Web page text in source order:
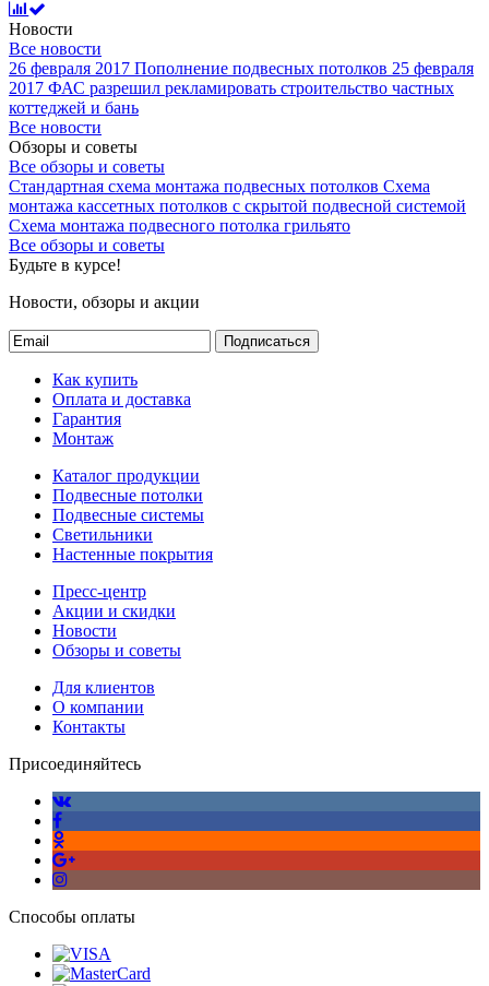
Новости
Все новости
26 февраля 2017 Пополнение подвесных потолков 25 февраля
2017 ФАС разрешил рекламировать строительство частных
коттеджей и бань
Все новости
Обзоры и советы
Все обзоры и советы
Стандартная схема монтажа подвесных потолков Схема
монтажа кассетных потолков с скрытой подвесной системой
Схема монтажа подвесного потолка грильято
Все обзоры и советы
Будьте в курсе!
Новости, обзоры и акции
Подписаться
Как купить
Оплата и доставка
Гарантия
Монтаж
Каталог продукции
Подвесные потолки
Подвесные системы
Светильники
Настенные покрытия
Пресс-центр
Акции и скидки
Новости
Обзоры и советы
Для клиентов
О компании
Контакты
Присоединяйтесь
Способы оплаты